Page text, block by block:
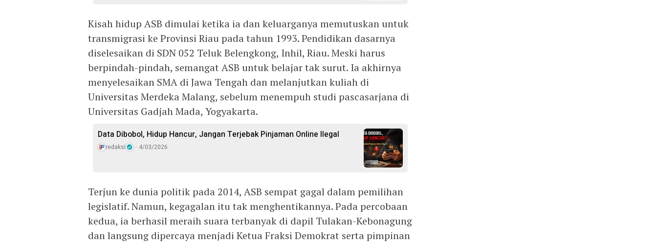
Kisah hidup ASB dimulai ketika ia dan keluarganya memutuskan untuk
transmigrasi ke Provinsi Riau pada tahun 1993. Pendidikan dasarnya
diselesaikan di SDN 052 Teluk Belengkong, Inhil, Riau. Meski harus
berpindah-pindah, semangat ASB untuk belajar tak surut. Ia akhirnya
menyelesaikan SMA di Jawa Tengah dan melanjutkan kuliah di
Universitas Merdeka Malang, sebelum menempuh studi pascasarjana di
Universitas Gadjah Mada, Yogyakarta.
Data Dibobol, Hidup Hancur, Jangan Terjebak Pinjaman Online Ilegal
redaksi 4/03/2026
Terjun ke dunia politik pada 2014, ASB sempat gagal dalam pemilihan
legislatif. Namun, kegagalan itu tak menghentikannya. Pada percobaan
kedua, ia berhasil meraih suara terbanyak di dapil Tulakan-Kebonagung
dan langsung dipercaya menjadi Ketua Fraksi Demokrat serta pimpinan